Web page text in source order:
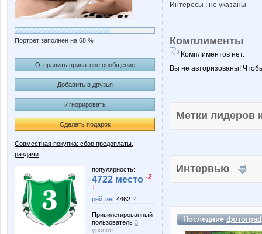
Портрет заполнен на 68 %
Отправить приватное сообщение
Добавить в друзья
Игнорировать
Сделать подарок
Совместная покупка: сбор предоплаты,
раздачи
популярность:
4722 место -2
↓
рейтинг 4462 ?
Привилегированный
пользователь 3
уровня
Интересы : не указаны
Комплименты
Комплиментов нет.
Вы не авторизованы!
Метки
Интервью
Последние